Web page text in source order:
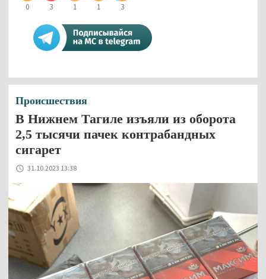
0 3 1 1 3
Происшествия
В Нижнем Тагиле изъяли из оборота
2,5 тысячи пачек контрабандных
сигарет
31.10.2023 13:38